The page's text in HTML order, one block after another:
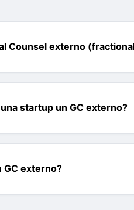
Counsel externo
startup un GC externo?
GC externo?